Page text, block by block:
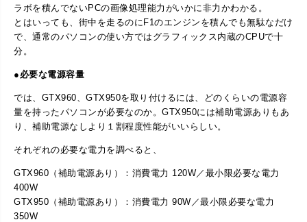
ラボを積んでないPCの画像処理能力がいかに非力かわかる。
とはいっても、街中を走るのにF1のエンジンを積んでも無駄なだけ
で、通常のパソコンの使い方ではグラフィックス内蔵のCPUで十
分。
●必要な電源容量
では、GTX960、GTX950を取り付けるには、どのくらいの電源容
量を持ったパソコンが必要なのか。GTX950には補助電源ありもあ
り、補助電源なしより１割程度性能がいいらしい。
それぞれの必要な電力を調べると、
GTX960（補助電源あり）：消費電力 120W／最小限必要な電力
400W
GTX950（補助電源あり）：消費電力 90W／最小限必要な電力
350W